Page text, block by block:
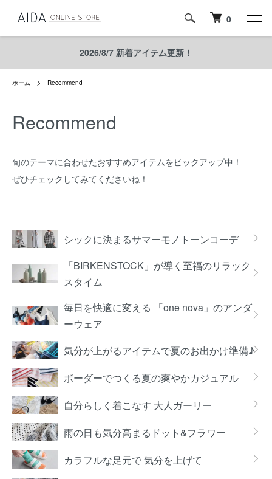
0
2026/8/7 新着アイテム更新！
ホーム Recommend
Recommend
旬のテーマに合わせたおすすめアイテムをピックアップ中！
ぜひチェックしてみてくださいね！
グループ一覧シックに決まるサマーモノトーンコーデ
「BIRKENSTOCK」が導く至福のリラック
スタイム
毎日を快適に変える 「one nova」のアンダ
ーウェア
気分が上がるアイテムで夏のお出かけ準備♪
ボーダーでつくる夏の爽やかカジュアル
自分らしく着こなす 大人ガーリー
雨の日も気分高まるドット&フラワー
カラフルな足元で 気分を上げて